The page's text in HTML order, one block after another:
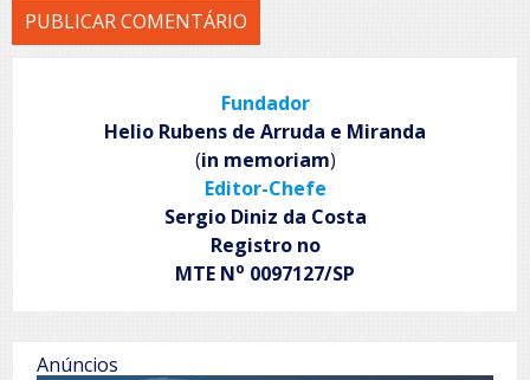
Fundador
Helio Rubens de Arruda e Miranda
(in memoriam)
Editor-Chefe
Sergio Diniz da Costa
Registro no
MTE No 0097127/SP
Anúncios